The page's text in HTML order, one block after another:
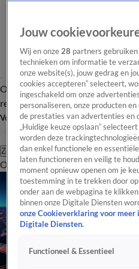
Overzicht Laatste nieuws Regionieuws
redactie
Volg Hart van Nederland
Zoeken
OverzichtRegioUitzendingen
Jouw
Wij en onze28 partners
technieken om informatie te
onze website(s), jouw gedrag en
cookies accepteren” selecteert,
ingeschakeld om onze
personaliseren, onze producten
de prestaties van advertenties en
„Huidige keuze opslaan”
worden deze
dan enkel functionele en
laten functioneren en veilig te
moment opnieuw openen om je
toestemming in te trekken door
onder aan de webpagina te
binnen onze Digitale Diensten
onze Cookieverklaring voor meer
Digitale Diensten.
Functioneel & Essentieel